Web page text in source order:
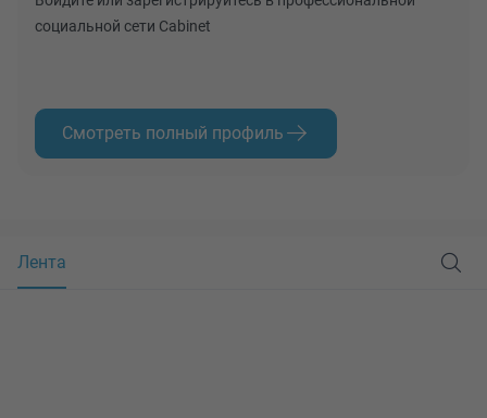
социальной сети Cabinet
Смотреть полный профиль
Лента